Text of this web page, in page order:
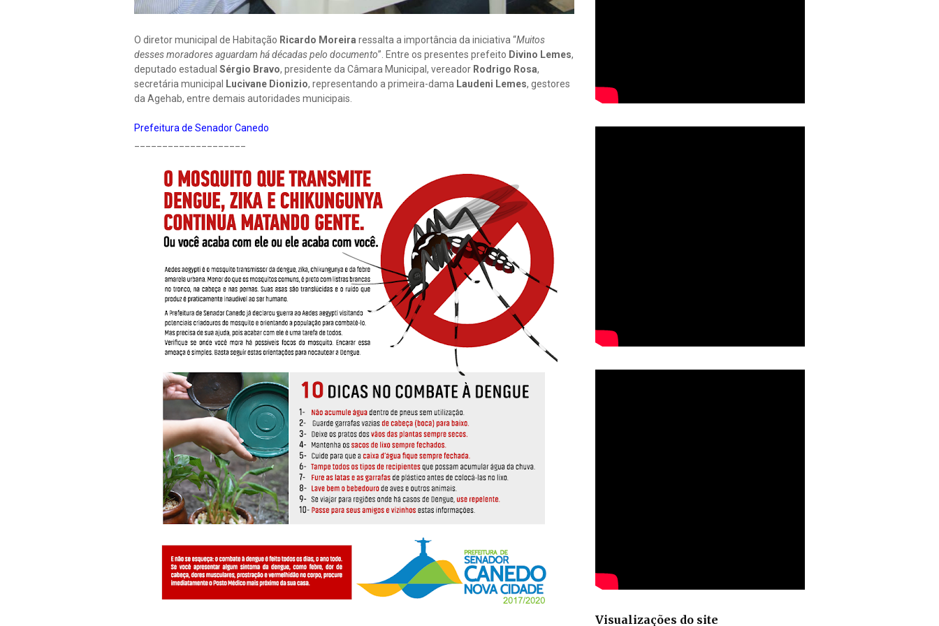
O diretor municipal de Habitação Ricardo Moreira ressalta a importância da iniciativa “Muitos
desses moradores aguardam há décadas pelo documento”. Entre os presentes prefeito Divino Lemes,
deputado estadual Sérgio Bravo, presidente da Câmara Municipal, vereador Rodrigo Rosa,
secretária municipal
Lucivane Dionizio, representando a primeira-dama Laudeni Lemes, gestores
da Agehab, entre demais autoridades municipais.
Prefeitura de Senador Canedo
Visualizações do site